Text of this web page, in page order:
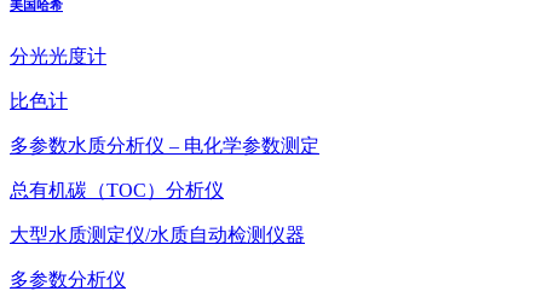
美国哈希
分光光度计
比色计
多参数水质分析仪 – 电化学参数测定
总有机碳（TOC）分析仪
大型水质测定仪/水质自动检测仪器
多参数分析仪